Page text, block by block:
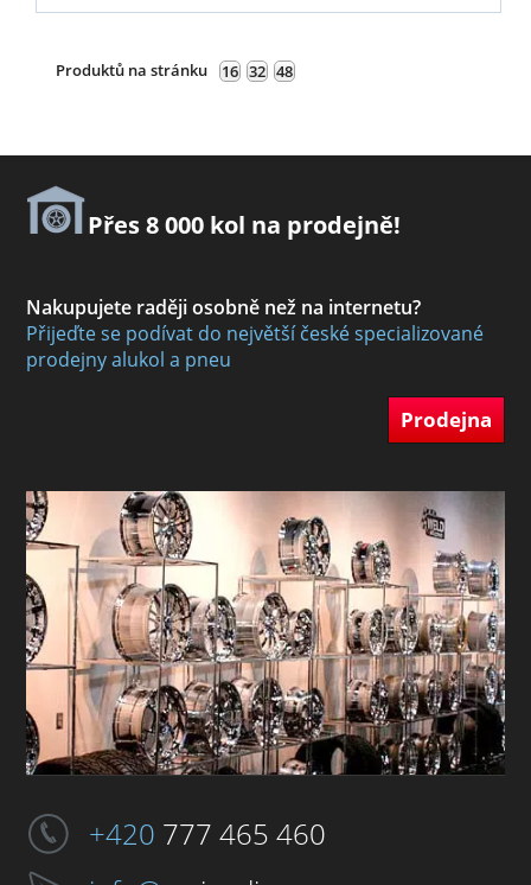
Produktů na stránku 16 32 48
Přes 8 000 kol na prodejně!
Nakupujete raději osobně než na internetu?
Přijeďte se podívat do největší české specializované
prodejny alukol a pneu
Prodejna
+420 777 465 460